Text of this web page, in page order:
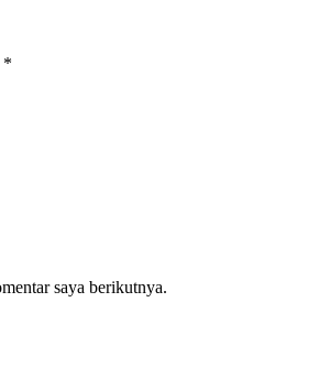
*
saya berikutnya.